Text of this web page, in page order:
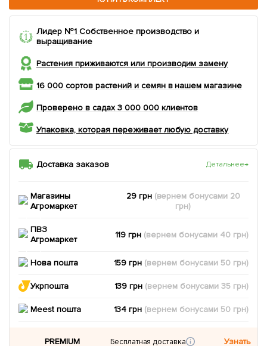
Лидер №1 Собственное производство и
выращивание
Растения приживаются или производим замену
16 000 сортов растений и семян в нашем магазине
Проверено в садах 3 000 000 клиентов
Упаковка, которая переживает любую доставку
Доставка заказов Детальнее→
Магазины
Агромаркет
29 грн (вернем бонусами 20
грн)
ПВЗ
Агромаркет
119 грн (вернем бонусами 40 грн)
Нова пошта 159 грн (вернем бонусами 50 грн)
Укрпошта 139 грн (вернем бонусами35 грн)
Meest пошта 134 грн (вернем бонусами 50 грн)
PREMIUM Бесплатная доставка Узнать